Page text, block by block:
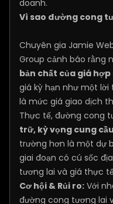
doanh.
Vì sao đường cong
Chuyên gia Jamie
Group cảnh báo rằng
bản chất của giá
giá kỳ hạn như một
là mức giá giao dịch
Thực tế, đường cong
trữ, kỳ vọng cung
trường hơn là một dự
giai đoạn có cú sốc
tương lai và giá thực
Cơ hội & Rủi ro: Với
đường cong tương lai